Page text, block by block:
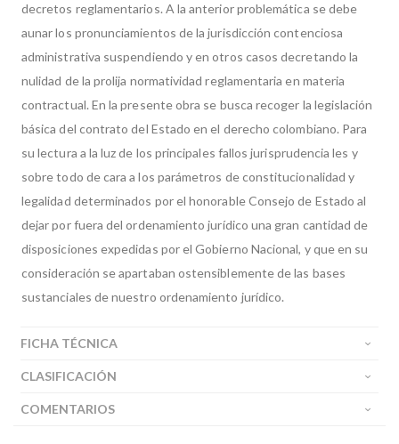
decretos reglamentarios. A la anterior problemática se debe
aunar los pronunciamientos de la jurisdicción contenciosa
administrativa suspendiendo y en otros casos decretando la
nulidad de la prolija normatividad reglamentaria en materia
contractual. En la presente obra se busca recoger la legislación
básica del contrato del Estado en el derecho colombiano. Para
su lectura a la luz de los principales fallos jurisprudencia les y
sobre todo de cara a los parámetros de constitucionalidad y
legalidad determinados por el honorable Consejo de Estado al
dejar por fuera del ordenamiento jurídico una gran cantidad de
disposiciones expedidas por el Gobierno Nacional, y que en su
consideración se apartaban ostensiblemente de las bases
sustanciales de nuestro ordenamiento jurídico.
FICHA TÉCNICA
CLASIFICACIÓN
COMENTARIOS